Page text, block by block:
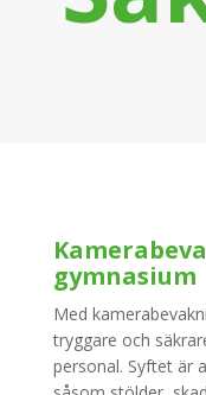
gymnasium
Med
tryggare och
personal. Syftet är